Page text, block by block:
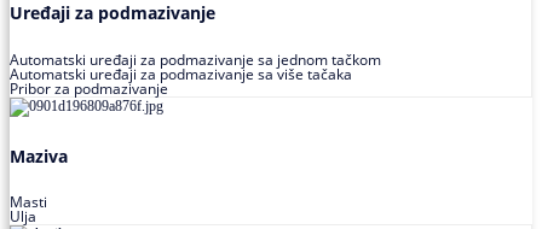
Uređaji za podmazivanje
Automatski uređaji za podmazivanje sa jednom tačkom
Automatski uređaji za podmazivanje sa više tačaka
Pribor za podmazivanje
Maziva
Masti
Ulja